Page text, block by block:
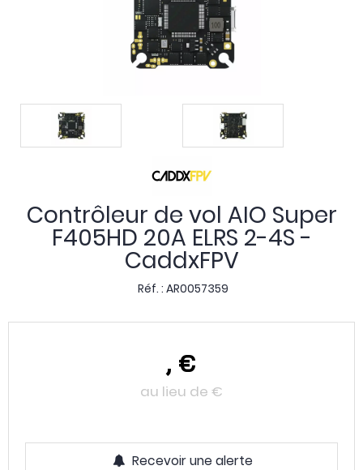
Contrôleur de vol AIO Super
F405HD 20A ELRS 2-4S -
CaddxFPV
Réf. : AR0057359
, €
au lieu de €
Recevoir une alerte